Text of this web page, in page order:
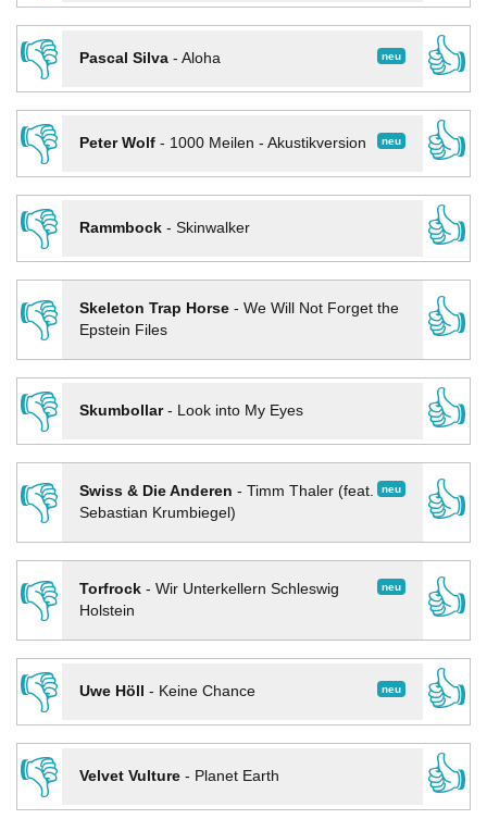
👎
neu
Pascal Silva- Aloha
👍
👎
neu
Peter Wolf- 1000 Meilen - Akustikversion
👍
👎
Rammbock- Skinwalker
👍
👎
Skeleton Trap Horse- We Will Not Forget the
Epstein Files
👍
👎
Skumbollar- Look into My Eyes
👍
👎
neu
Swiss & Die Anderen - Timm Thaler (feat.
Sebastian Krumbiegel)
👍
👎 neu
Torfrock- Wir Unterkellern Schleswig
Holstein
👍
👎
neu
Uwe Höll - Keine Chance
👍
👎
Velvet Vulture- Planet Earth
👍